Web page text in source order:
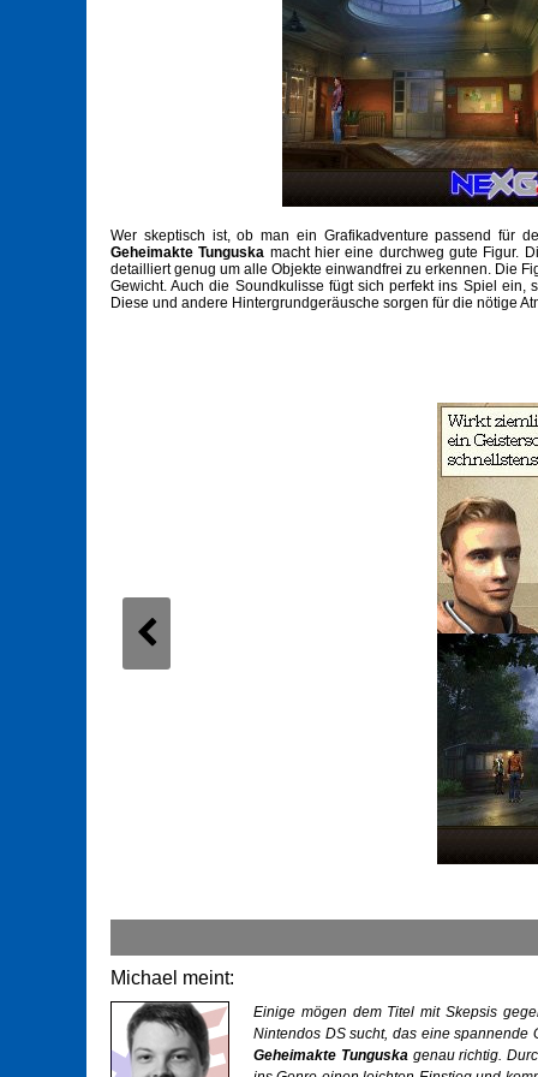
Wer skeptisch ist, ob man ein Grafikadventure passend für
Geheimakte Tunguska macht hier eine durchweg gute Figur.
detailliert genug um alle Objekte einwandfrei zu erkennen. Die
Gewicht. Auch die Soundkulisse fügt sich perfekt ins Spiel
Diese und andere Hintergrundgeräusche sorgen für die nötige
Michael meint:
Einige mögen dem Titel mit Skepsis
Nintendos DS sucht, das eine
Geheimakte Tunguskagenau richtig.